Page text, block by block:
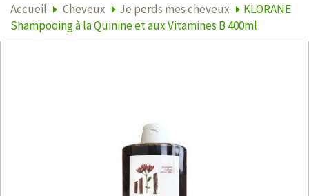
Accueil Cheveux Je perds mes cheveux
KLORANE
Shampooing à la Quinine et aux Vitamines B 400ml